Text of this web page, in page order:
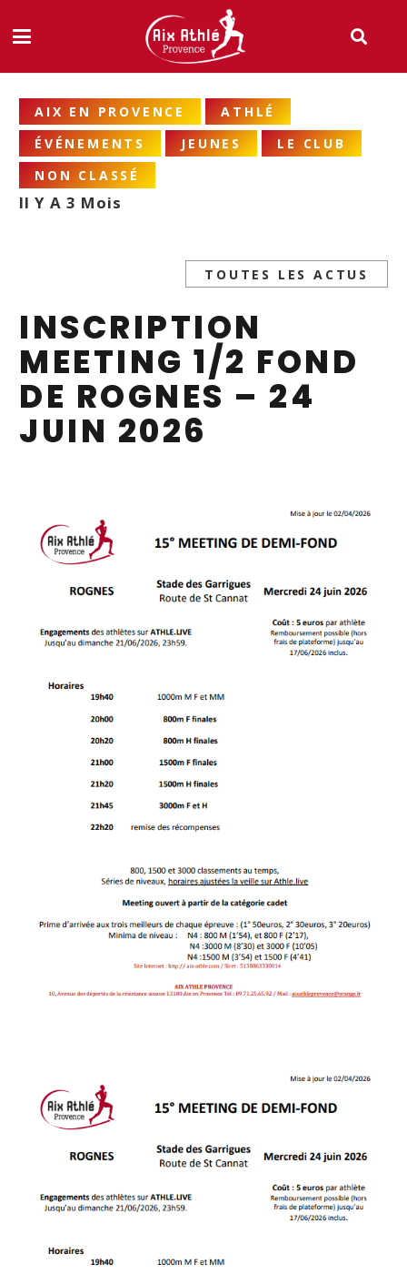
AIX EN PROVENCE
ATHLÉ
ÉVÉNEMENTS
JEUNES
LE CLUB
NON CLASSÉ
Il Y A 3 Mois
TOUTES LES ACTUS
INSCRIPTION
MEETING 1/2 FOND
DE ROGNES – 24
JUIN 2026